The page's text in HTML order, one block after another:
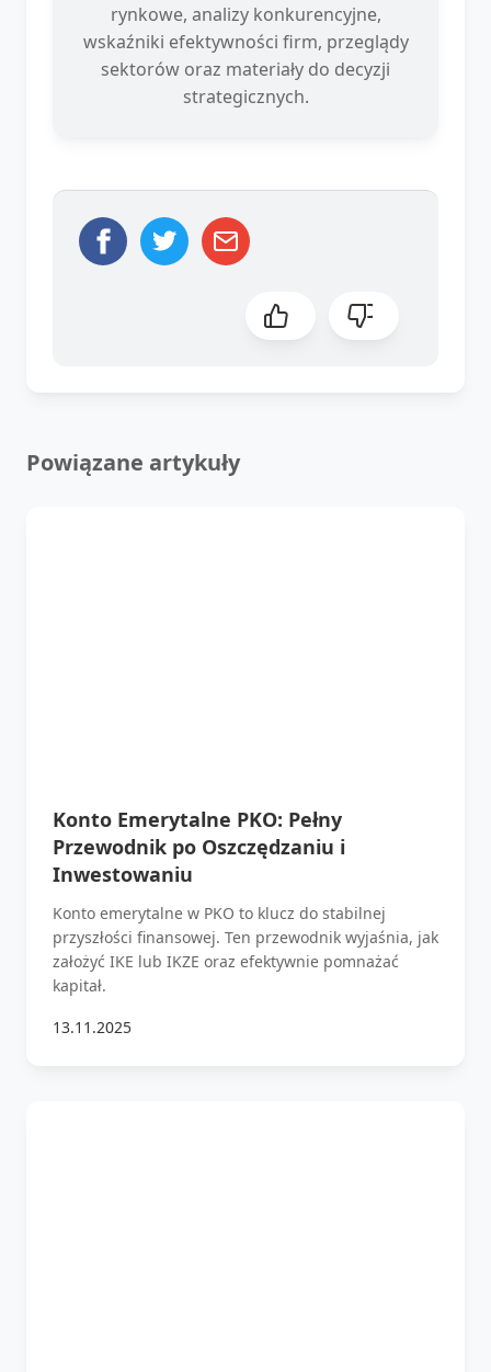
rynkowe, analizy konkurencyjne,
wskaźniki efektywności firm, przeglądy
sektorów oraz materiały do decyzji
strategicznych.
Powiązane artykuły
Konto Emerytalne PKO: Pełny
Przewodnik po Oszczędzaniu i
Inwestowaniu
Konto emerytalne w PKO to klucz do stabilnej
przyszłości finansowej. Ten przewodnik wyjaśnia, jak
założyć IKE lub IKZE oraz efektywnie pomnażać
kapitał.
13.11.2025